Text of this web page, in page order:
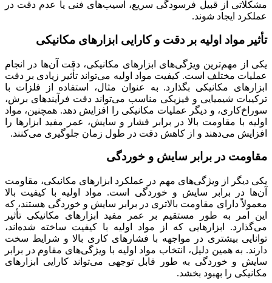
مشکلاتی از قبیل فرسودگی سریع، آسیب‌های فنی یا عدم دقت در
عملکرد ایجاد شوند.
تأثیر مواد اولیه بر دقت و کارایی ابزارهای مکانیکی
یکی از مهم‌ترین ویژگی‌های ابزارهای مکانیکی، دقت آن‌ها در انجام
عملیات مختلف است. کیفیت مواد اولیه می‌تواند تأثیر زیادی بر دقت
ابزارهای مکانیکی بگذارد. به عنوان مثال، استفاده از فلزات با
ترکیبات شیمیایی و فیزیکی مناسب می‌تواند دقت فرآیندهای برش،
سوراخ‌کاری، و دیگر عملیات مکانیکی را افزایش دهد. همچنین، مواد
اولیه با مقاومت بالا در برابر فشار و سایش، عمر مفید ابزارها را
افزایش می‌دهند و از کاهش دقت در طول زمان جلوگیری می‌کنند.
مقاومت در برابر سایش و خوردگی
یکی دیگر از ویژگی‌های مهم در عملکرد ابزارهای مکانیکی، مقاومت
آن‌ها در برابر سایش و خوردگی است. مواد اولیه با کیفیت بالا
معمولاً دارای مقاومت بالاتری در برابر سایش و خوردگی هستند، که
این امر به طور مستقیم بر عمر مفید ابزارهای مکانیکی تأثیر
می‌گذارد. ابزارهایی که از مواد اولیه با کیفیت ساخته شده‌اند،
توانایی بیشتری در مواجهه با فشارهای کاری بالا و شرایط سخت
دارند. به همین دلیل، انتخاب مواد اولیه با ویژگی‌های مقاوم در برابر
سایش و خوردگی به طور قابل توجهی می‌تواند کارایی ابزارهای
مکانیکی را بهبود بخشد.